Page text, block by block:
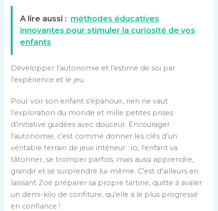
A lire aussi : méthodes éducatives
innovantes pour stimuler la curiosité de vos
enfants
Développer l’autonomie et l’estime de soi par
l’expérience et le jeu
Pour voir son enfant s’épanouir, rien ne vaut
l’exploration du monde et mille petites prises
d’initiative guidées avec douceur. Encourager
l’autonomie, c’est comme donner les clés d’un
véritable terrain de jeux intérieur : ici, l’enfant va
tâtonner, se tromper parfois, mais aussi apprendre,
grandir et se surprendre lui-même. C’est d’ailleurs en
laissant Zoé préparer sa propre tartine, quitte à avaler
un demi-kilo de confiture, qu’elle a le plus progressé
en confiance !